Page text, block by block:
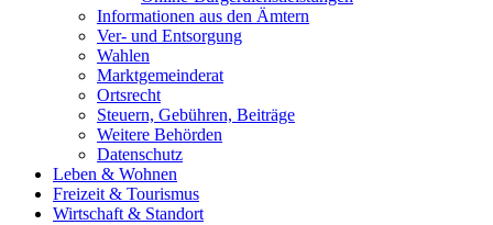
Informationen aus den Ämtern
Ver- und Entsorgung
Wahlen
Marktgemeinderat
Ortsrecht
Steuern, Gebühren, Beiträge
Weitere Behörden
Datenschutz
Leben & Wohnen
Freizeit & Tourismus
Wirtschaft & Standort